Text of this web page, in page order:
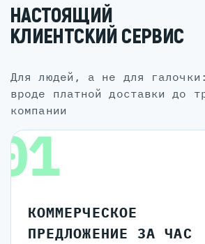
НАСТОЯЩИЙ
КЛИЕНТСКИЙ СЕРВИС
для людей, а не для галочки: без мелочей
вроде платной доставки до
компании
КОММЕРЧЕСКОЕ
ПРЕДЛОЖЕНИЕ ЗА ЧАС